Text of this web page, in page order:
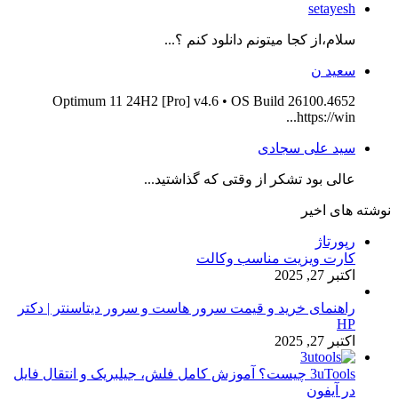
setayesh
سلام،از کجا میتونم دانلود کنم ؟...
سعید ن
Optimum 11 24H2 [Pro] v4.6 • OS Build 26100.4652
https://win...
سید علی سجادی
عالی بود تشکر از وقتی که گذاشتید...
نوشته های اخیر
رپورتاژ
کارت ویزیت مناسب وکالت
اکتبر 27, 2025
راهنمای خرید و قیمت سرور هاست و سرور دیتاسنتر | دکتر
HP
اکتبر 27, 2025
3uTools چیست؟ آموزش کامل فلش، جیلبریک و انتقال فایل
در آیفون